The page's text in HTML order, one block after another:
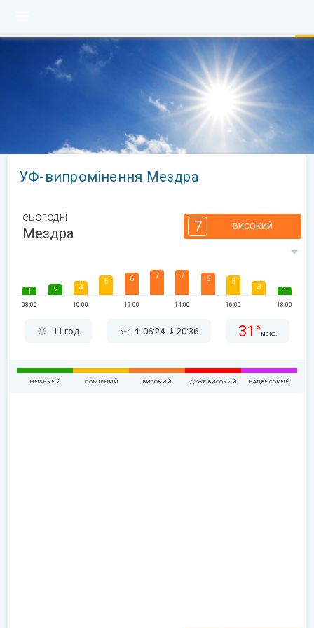
УФ-випромінення Мездра
сьогодні
Мездра 7 ВИСОКИЙ
1
08:00
2 3
10:00
5 6
12:00
7 7
14:00
6 5
16:00
3 1
18:00
11 год 06:24 20:36 31° макс.
НИЗЬКИЙ ПОМІРНИЙ ВИСОКИЙ ДУЖЕ ВИСОКИЙ НАДВИСОКИЙ